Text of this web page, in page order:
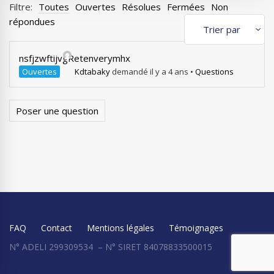
Filtre: Toutes Ouvertes Résolues Fermées Non
répondues
nsfjzwftijvgRetenverymhx
Ouvertes Kdtabaky demandé il y a 4 ans • Questions
Poser une question
FAQ Contact Mentions légales
Témoignages
N° ADELI 299309534 – N° SIRET 84078833500015